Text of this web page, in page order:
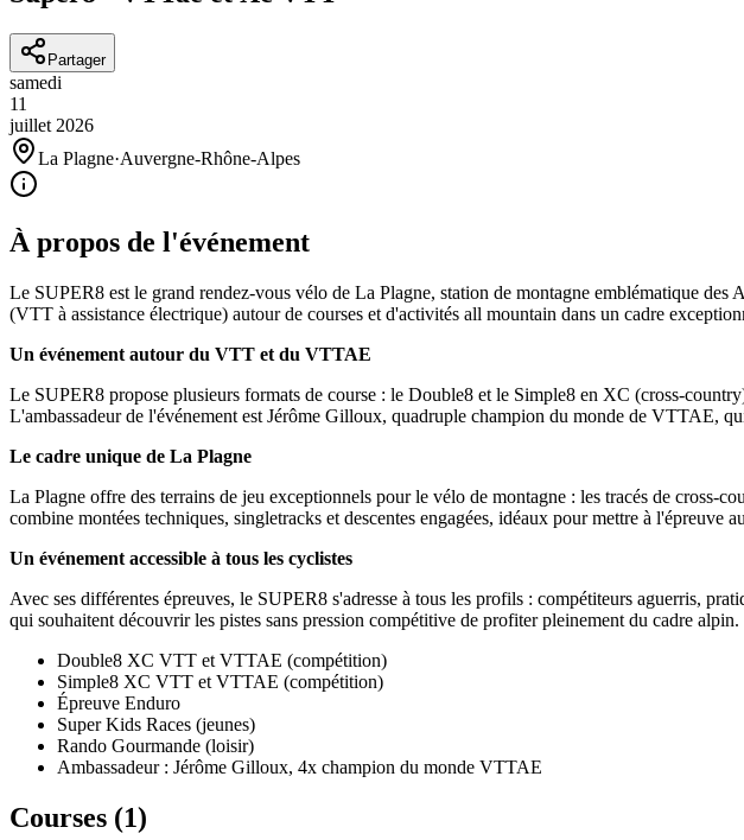
Partager
samedi
11
juillet 2026
La Plagne·Auvergne-Rhône-Alpes
À propos de l'événement
Le SUPER8 est le grand rendez-vous vélo de La Plagne, station de montagne emblématique
(VTT à assistance électrique) autour de courses et d'activités all mountain dans un cadre
Un événement autour du VTT et du VTTAE
Le SUPER8 propose plusieurs formats de course : le Double8 et le Simple8 en XC (cross-
L'ambassadeur de l'événement est Jérôme Gilloux, quadruple champion du monde de VTTAE,
Le cadre unique de La Plagne
La Plagne offre des terrains de jeu exceptionnels pour le vélo de montagne : les tracés de cross-
combine montées techniques, singletracks et descentes engagées, idéaux pour mettre à l'épreuve
Un événement accessible à tous les cyclistes
Avec ses différentes épreuves, le SUPER8 s'adresse à tous les profils : compétiteurs aguerris,
qui souhaitent découvrir les pistes sans pression compétitive de profiter pleinement du cadre alpin.
Double8 XC VTT et VTTAE (compétition)
Simple8 XC VTT et VTTAE (compétition)
Épreuve Enduro
Super Kids Races (jeunes)
Rando Gourmande (loisir)
Ambassadeur : Jérôme Gilloux, 4x champion du monde VTTAE
Courses (1)